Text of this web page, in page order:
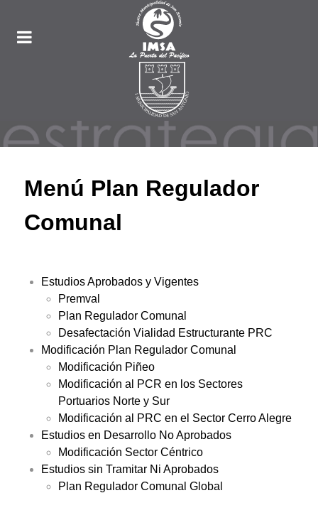
Menú Plan Regulador
Comunal
Estudios Aprobados y Vigentes
Premval
Plan Regulador Comunal
Desafectación Vialidad Estructurante PRC
Modificación Plan Regulador Comunal
Modificación Piñeo
Modificación al PCR en los Sectores
Portuarios Norte y Sur
Modificación al PRC en el Sector Cerro Alegre
Estudios en Desarrollo No Aprobados
Modificación Sector Céntrico
Estudios sin Tramitar Ni Aprobados
Plan Regulador Comunal Global